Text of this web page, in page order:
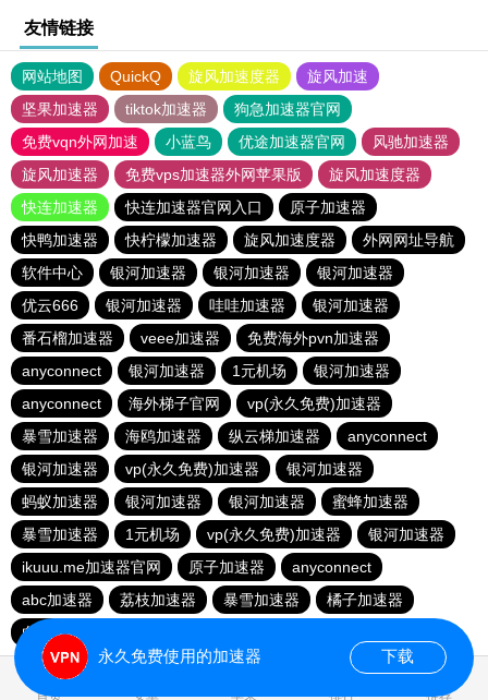
友情链接
网站地图 QuickQ 旋风加速度器
旋风加速
坚果加速器
tiktok加速器
狗急加速器官网
免费vqn外网加速
小蓝鸟 优途加速器官网
风驰加速器
旋风加速器
免费vps加速器外网苹果版
旋风加速度器
快连加速器
快连加速器官网入口
原子加速器
快鸭加速器
快柠檬加速器 旋风加速度器
外网网址导航
软件中心
银河加速器 银河加速器
银河加速器
优云666
银河加速器 哇哇加速器
银河加速器
番石榴加速器
veee加速器
免费海外pvn加速器
anyconnect
银河加速器 1元机场
银河加速器
anyconnect
海外梯子官网
vp(永久免费)加速器
暴雪加速器
海鸥加速器 纵云梯加速器
anyconnect
银河加速器
vp(永久免费)加速器
银河加速器
蚂蚁加速器
银河加速器 银河加速器
蜜蜂加速器
暴雪加速器
1元机场 vp(永久免费)加速器
银河加速器
ikuuu.me加速器官网
原子加速器
anyconnect
abc加速器
荔枝加速器 暴雪加速器
橘子加速器
白鲸加速器
首页 安卓 苹果 排行 推荐
永久免费使用的加速器 下载
1.272848s